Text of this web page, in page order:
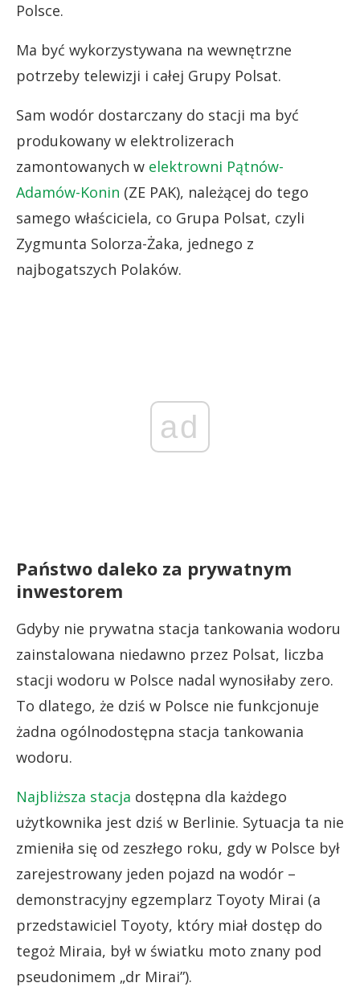
Polsce.
Ma być wykorzystywana na wewnętrzne
potrzeby telewizji i całej Grupy Polsat.
Sam wodór dostarczany do stacji ma być
produkowany w elektrolizerach
zamontowanych w elektrowni Pątnów-
Adamów-Konin (ZE PAK), należącej do tego
samego właściciela, co Grupa Polsat, czyli
Zygmunta Solorza-Żaka, jednego z
najbogatszych Polaków.
ad
Państwo daleko za prywatnym
inwestorem
Gdyby nie prywatna stacja tankowania wodoru
zainstalowana niedawno przez Polsat, liczba
stacji wodoru w Polsce nadal wynosiłaby zero.
To dlatego, że dziś w Polsce nie funkcjonuje
żadna ogólnodostępna stacja tankowania
wodoru.
Najbliższa stacja dostępna dla każdego
użytkownika jest dziś w Berlinie. Sytuacja ta nie
zmieniła się od zeszłego roku, gdy w Polsce był
zarejestrowany jeden pojazd na wodór –
demonstracyjny egzemplarz Toyoty Mirai (a
przedstawiciel Toyoty, który miał dostęp do
tegoż Miraia, był w światku moto znany pod
pseudonimem „dr Mirai”).